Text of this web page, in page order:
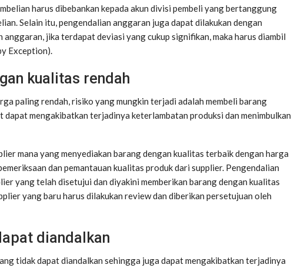
harus dibebankan kepada akun divisi pembeli yang bertanggung
Selain itu, pengendalian anggaran juga dapat dilakukan dengan
anggaran, jika terdapat deviasi yang cukup signifikan, maka harus diambil
Exception).
kualitas rendah
paling rendah, risiko yang mungkin terjadi adalah membeli barang
mengakibatkan terjadinya keterlambatan produksi dan menimbulkan
mana yang menyediakan barang dengan kualitas terbaik dengan harga
dan pemantauan kualitas produk dari supplier. Pengendalian
yang telah disetujui dan diyakini memberikan barang dengan kualitas
yang baru harus dilakukan review dan diberikan persetujuan oleh
diandalkan
tidak dapat diandalkan sehingga juga dapat mengakibatkan terjadinya